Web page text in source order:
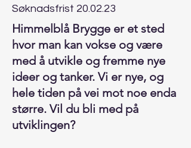
Søknadsfrist 20.02.23
Himmelblå Brygge er et sted
hvor man kan vokse og være
med å utvikle og fremme nye
ideer og tanker. Vi er nye, og
hele tiden på vei mot noe enda
større. Vil du bli med på
utviklingen?